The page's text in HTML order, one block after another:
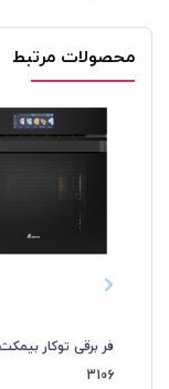
محصولات مرتبط
فر برقی توکار
3106